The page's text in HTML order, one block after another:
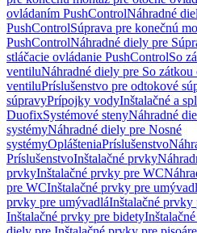
ovládaním PushControlNáhradné
PushControlSúprava pre konečnú
PushControlNáhradné diely pre
stláčacie ovládanie PushControlSo
ventiluNáhradné diely pre So
ventiluPríslušenstvo pre odtokové
súpravyPrípojky vodyInštalačné a
DuofixSystémové stenyNáhradné
systémyNáhradné diely pre Nosné
systémyOplášteniaPríslušenstvo
PríslušenstvoInštalačné prvky
prvkyInštalačné prvky pre WC
pre WCInštalačné prvky pre
prvky pre umývadláInštalačné prvky
Inštalačné prvky pre bidety